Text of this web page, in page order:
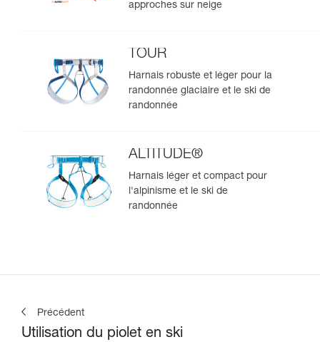
approches sur neige
TOUR
Harnais robuste et léger pour la
randonnée glaciaire et le ski de
randonnée
ALTITUDE®
Harnais léger et compact pour
l'alpinisme et le ski de
randonnée
Précédent
Utilisation du piolet en ski